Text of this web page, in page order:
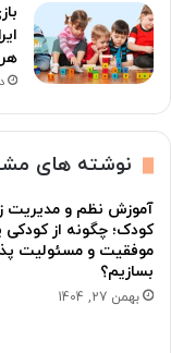
نوشته های
آموزش نظم و مدیریت
کودک؛ چگونه از کودکی
موفقیت و مسئولیت
بسازیم؟
بهمن 27, 1404